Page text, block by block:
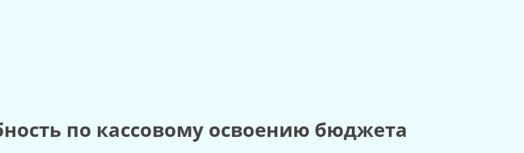
по кассовому освоению бюджета